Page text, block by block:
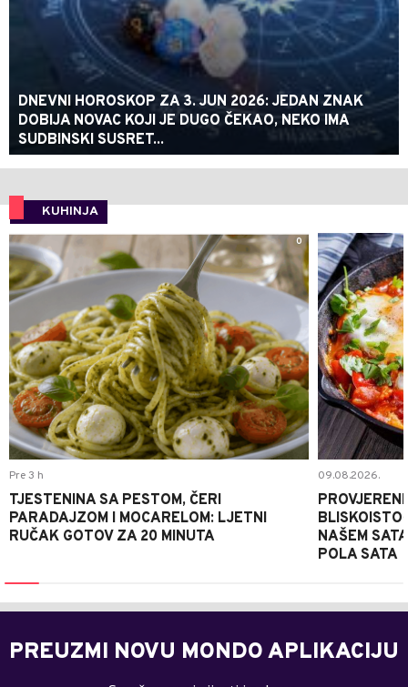
DNEVNI HOROSKOP ZA 3. JUN 2026: JEDAN ZNAK
DOBIJA NOVAC KOJI JE DUGO ČEKAO, NEKO IMA
SUDBINSKI SUSRET...
KUHINJA
0
Pre 3 h
TJESTENINA SA PESTOM, ČERI
PARADAJZOM I MOCARELOM: LJETNI
RUČAK GOTOV ZA 20 MINUTA
09.08.2026.
NAŠEM
POLA SATA
PREUZMI NOVU MONDO APLIKACIJU